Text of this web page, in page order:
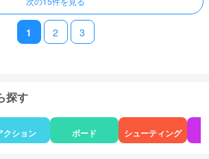
1 2 3
探す
クション ボード シューティング